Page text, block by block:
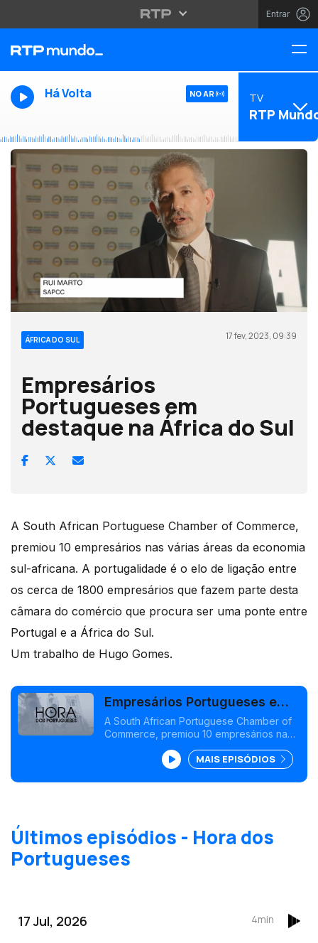
Entrar
Há Volta NO AR TV
RTP
ÁFRICA DO SUL 17 fev, 2023, 09:39
Empresários
Portugueses em
destaque na África do Sul
A South African Portuguese Chamber of Commerce,
premiou 10 empresários nas várias áreas da economia
sul-africana. A portugalidade é o elo de ligação entre
os cerca de 1800 empresários que fazem parte desta
câmara do comércio que procura ser uma ponte entre
Portugal e a África do Sul.
Um trabalho de Hugo Gomes.
Empresários Portugueses em
destaque na África do Sul
A South African Portuguese Chamber of
Commerce, premiou 10 empresários nas
MAIS EPISÓDIOS
Últimos episódios - Hora dos
Portugueses
17 Jul, 2026
4min